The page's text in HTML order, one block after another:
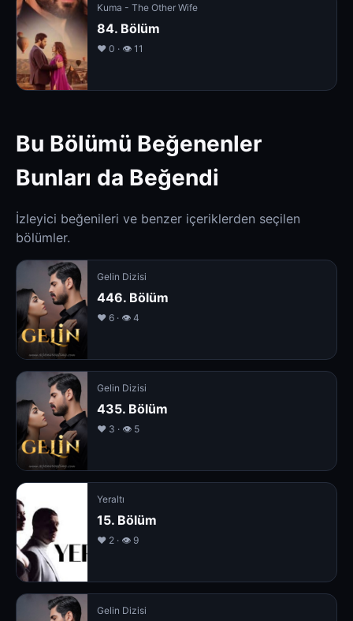
Kuma - The Other Wife
84. Bölüm
❤️ 0 · 👁 11
Bu Bölümü Beğenenler
Bunları da Beğendi
İzleyici beğenileri ve benzer içeriklerden seçilen
bölümler.
Gelin Dizisi
446. Bölüm
❤️ 6 · 👁 4
Gelin Dizisi
435. Bölüm
❤️ 3 · 👁 5
Yeraltı
15. Bölüm
❤️ 2 · 👁 9
Gelin Dizisi